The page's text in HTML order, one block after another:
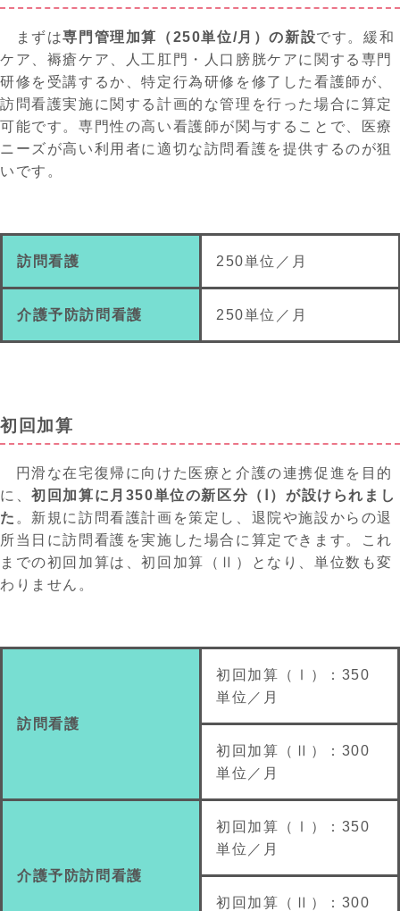
まずは専門管理加算（250単位/月 ）の新設です。緩和
ケア、褥瘡ケア、人工肛門・人口 膀胱ケアに関する専門
研修を受講するか、特定行為研修を修了した看護師が、
訪問看護実施に関する計画的な管理を行った場合に算定
可能です。専門性の高い看護師が関与することで、医療
ニーズが高い利用者に適切な訪問看護を提供するのが狙
いです。
訪問看護 2 50単位／月
介護予防訪問看護 250単位／月
初回加算
円滑な在宅復帰に向けた医療と介護の連携促進を目的
に、初回加算に 月 350単位の新区分 （Ⅰ） が設け られまし
た 。新規に訪問看護計画を策定し、退院や施設からの退
所当日に訪問看護を実施した場合に算定 できます 。これ
までの初回加算は、初回加算（Ⅱ）となり、単位数も変
わりません。
訪問看護
初回加算（Ⅰ）： 350
単位／月
初回加算（Ⅱ）： 300
単位／月
介護予防訪問看護
初回加算（Ⅰ）： 350
単位／月
初回加算（Ⅱ）： 300